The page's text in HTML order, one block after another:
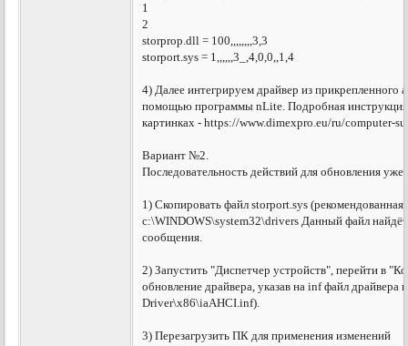
1
2
storprop.dll = 100,,,,,,,,3,3
storport.sys = 1,,,,,,3_,4,0,0,,1,4
4) Далее интегрируем драйвер из прикрепленного
помощью программы nLite. Подробная
картинках - https://www.dimexpro.eu/ru/computer-
Вариант №2.
Последовательность действий для обновления
1) Скопировать файл storport.sys
c:\WINDOWS\system32\drivers Данный файл
сообщения.
2) Запустить "Диспетчер устройств", перейти в
обновление драйвера, указав на inf файл драйвера
Driver\x86\iaAHCI.inf).
3) Перезагрузить ПК для применения изменений